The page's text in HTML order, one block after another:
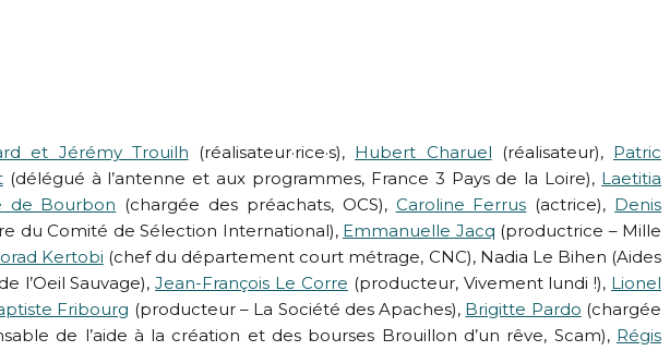
et Jérémy Trouilh (réalisateur·rice·s), Hubert Charuel (réalisateur), Patric
(délégué à l’antenne et aux programmes, France 3 Pays de la Loire), Laetitia
de Bourbon (chargée des préachats, OCS), Caroline Ferrus (actrice), Denis
du Comité de Sélection International), Emmanuelle Jacq (productrice – Mille
Kertobi (chef du département court métrage, CNC), Nadia Le Bihen (Aides
l’Oeil Sauvage),Jean-François Le Corre (producteur, Vivement lundi !), Lionel
Fribourg (producteur – La Société des Apaches), Brigitte Pardo (chargée
de l’aide à la création et des bourses Brouillon d’un rêve, Scam), Régis